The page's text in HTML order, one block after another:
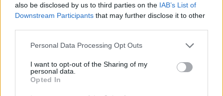
also be disclosed by us to third parties on the IAB’s List of
Downstream Participants that may further disclose it to other
Personal Data Processing Opt Outs
I want to opt-out of the Sharing of my
personal data.
Opted In